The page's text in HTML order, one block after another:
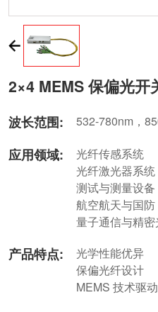
2×4 MEMS 保偏光开
波长范围: 532-780nm，
应用领域:
光纤传感系统
光纤激光器系统
测试与测量设备
航空航天与国防
量子通信与精
产品特点:
光学性能优异
保偏光纤设计
MEMS 技术驱动